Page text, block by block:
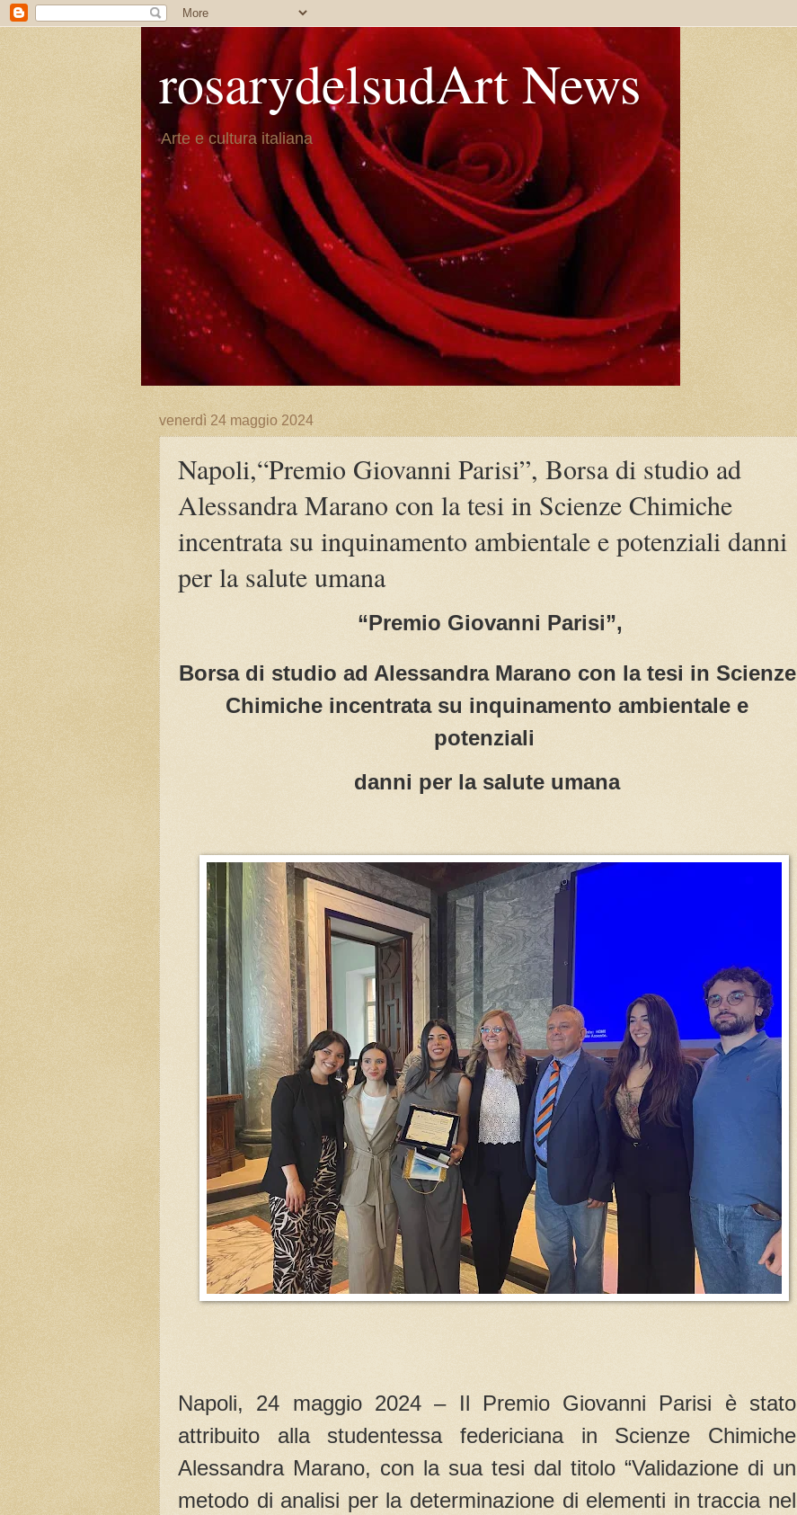
rosarydelsudArt News
Arte e cultura italiana
venerdì 24 maggio 2024
Napoli,“Premio Giovanni Parisi”, Borsa di studio ad
Alessandra Marano con la tesi in Scienze Chimiche
incentrata su inquinamento ambientale e potenziali danni
per la salute umana
“Premio Giovanni Parisi”,
Borsa di studio ad Alessandra Marano con la tesi in Scienze
Chimiche incentrata su inquinamento ambientale e
potenziali
danni per la salute umana
Napoli, 24 maggio 2024 – Il Premio Giovanni Parisi è stato
attribuito alla studentessa federiciana in Scienze Chimiche
Alessandra Marano, con la sua tesi dal titolo “Validazione di un
metodo di analisi per la determinazione di elementi in traccia nel